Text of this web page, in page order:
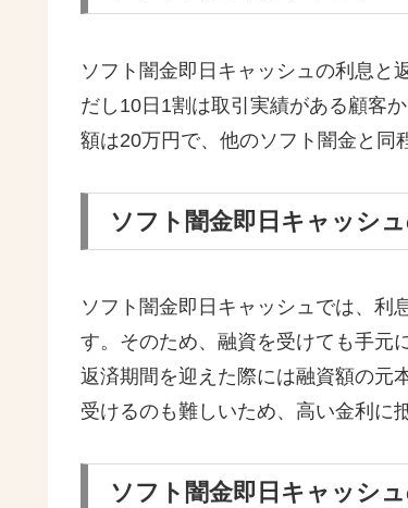
ソフト闇金即日キャッシュの利息と
だし10日1割は取引実績がある顧客
額は20万円で、他のソフト闇金と同
ソフト闇金即日キャッシ
ソフト闇金即日キャッシュでは、利
す。そのため、融資を受けても手元
返済期間を迎えた際には融資額の元
受けるのも難しいため、高い金利に
ソフト闇金即日キャッシ